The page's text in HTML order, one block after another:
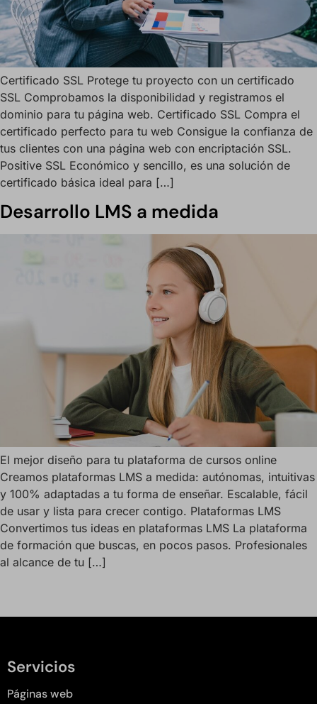
Certificado SSL Protege tu proyecto con un certificado
SSL Comprobamos la disponibilidad y registramos el
dominio para tu página web. Certificado SSL Compra el
certificado perfecto para tu web Consigue la confianza de
tus clientes con una página web con encriptación SSL.
Positive SSL Económico y sencillo, es una solución de
certificado básica ideal para […]
Desarrollo LMS a medida
El mejor diseño para tu plataforma de cursos online
Creamos plataformas LMS a medida: autónomas, intuitivas
y 100% adaptadas a tu forma de enseñar. Escalable, fácil
de usar y lista para crecer contigo. Plataformas LMS
Convertimos tus ideas en plataformas LMS La plataforma
de formación que buscas, en pocos pasos. Profesionales
al alcance de tu […]
Servicios
Páginas web